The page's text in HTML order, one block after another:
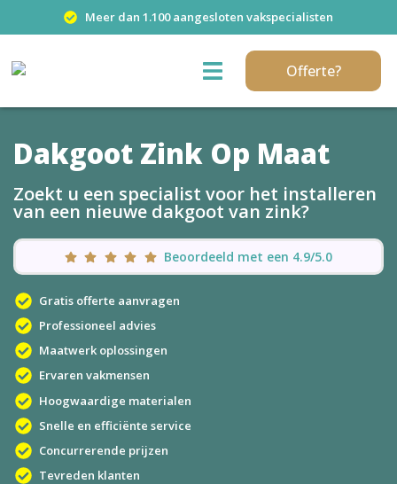
Meer dan 1.100 aangesloten vakspecialisten
Offerte?
Dakgoot Zink Op Maat
Zoekt u een specialist voor het installeren
van een nieuwe dakgoot van zink?
Beoordeeld met een 4.9/5.0
Gratis offerte aanvragen
Professioneel advies
Maatwerk oplossingen
Ervaren vakmensen
Hoogwaardige materialen
Snelle en efficiënte service
Concurrerende prijzen
Tevreden klanten